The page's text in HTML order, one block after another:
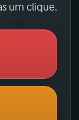
um clique.